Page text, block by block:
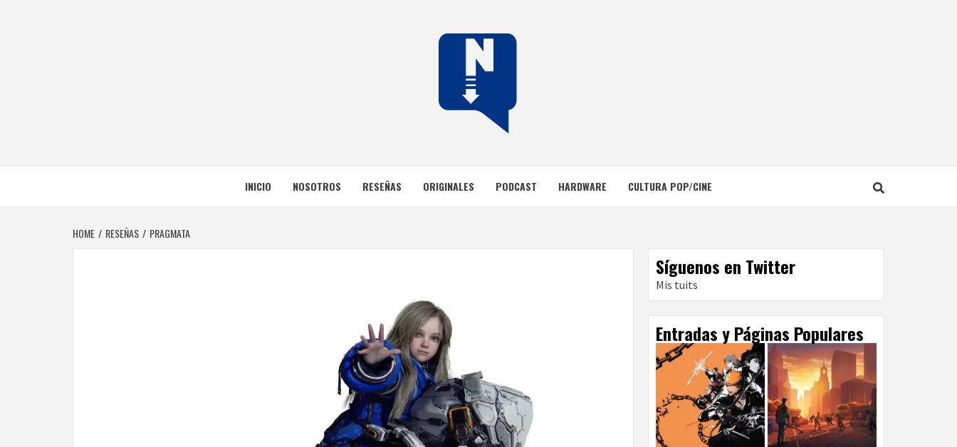
NERFEADOS
INICIO NOSOTROS RESEÑAS ORIGINALES PODCAST HARDWARE CULTURA POP/CINE
HOME RESEÑAS PRAGMATA
Síguenos en Twitter
Mis tuits
Entradas y Páginas Populares